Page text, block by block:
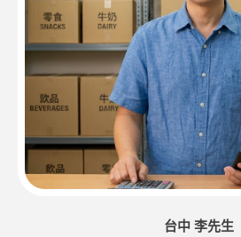
台中 李先生